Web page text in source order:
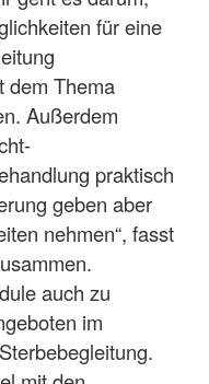
für eine
dem Thema
Außerdem
praktisch
geben aber
nehmen“, fasst
auch zu
im